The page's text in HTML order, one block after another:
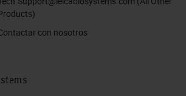
con nosotros